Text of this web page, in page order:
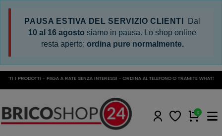
PAUSA ESTIVA DEL SERVIZIO CLIENTI
Dal
10 al 16 agosto siamo in pausa. Lo shop online
resta aperto: ordina pure normalmente.
I PRODOTTI - PAGA A RATE SENZA INTERESSI - ORDINA AL TELEFONO O TRAMITE WHATSAPP
0